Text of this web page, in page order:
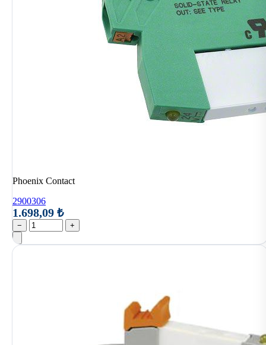
Phoenix Contact
2900306
1.698,09 ₺
− +